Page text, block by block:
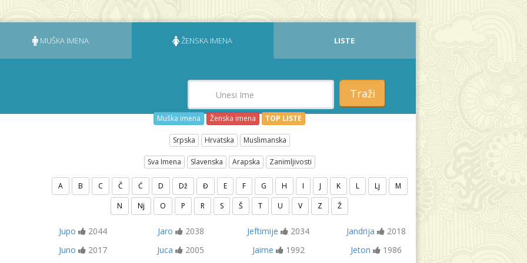
MUŠKA IMENA ŽENSKA IMENA LISTE
Traži
Muška imena Ženska imena TOP LISTE
Srpska Hrvatska Muslimanska
Sva Imena Slavenska Arapska Zanimljivosti
A B C Č Ć D Dž Đ E F G H I J K L Lj
M
N
Nj O P R S Š T U V Z Ž
Jupo 2044 Jaro 2038 Jeftimije 2034 Jandrija
2018
Juno
2017 Juca 2005 Jaime 1992 Jeton
1986